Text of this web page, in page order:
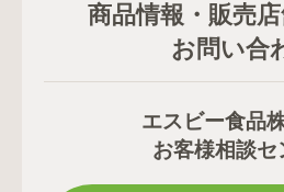
商品情報・販売
お問い合
エスビー食品
お客様相談セ